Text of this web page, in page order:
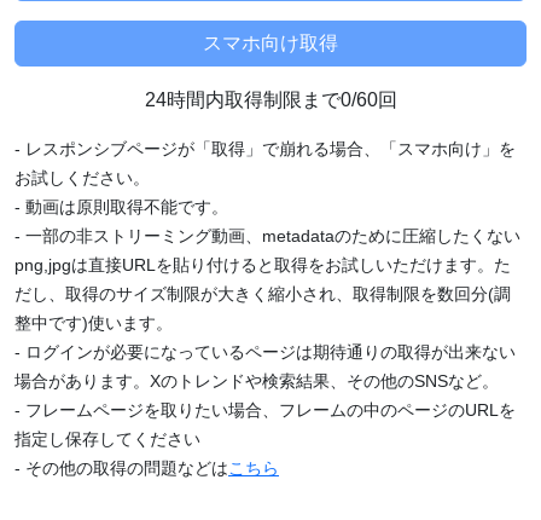
24時間内取得制限まで0/60回
- レスポンシブページが「取得」で崩れる場合、「スマホ向け」を
お試しください。
- 動画は原則取得不能です。
- 一部の非ストリーミング動画、metadataのために圧縮したくない
png,jpgは直接URLを貼り付けると取得をお試しいただけます。た
だし、取得のサイズ制限が大きく縮小され、取得制限を数回分(調
整中です)使います。
- ログインが必要になっているページは期待通りの取得が出来ない
場合があります。Xのトレンドや検索結果、その他のSNSなど。
- フレームページを取りたい場合、フレームの中のページのURLを
指定し保存してください
- その他の取得の問題などはこちら